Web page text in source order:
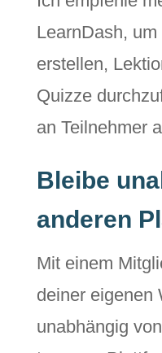
LearnDash,
erstellen,
Quizze
an Teilnehmer
Bleibe
anderen
Mit einem
deiner eigenen
unabhängig